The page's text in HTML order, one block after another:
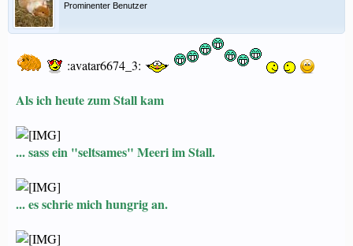
Prominenter Benutzer
:avatar6674_3:
Als ich heute zum Stall kam
... sass ein "seltsames" Meeri im Stall.
... es schrie mich hungrig an.